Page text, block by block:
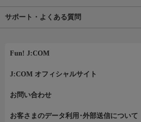
サポート・よくある質問
Fun! J:COM
J:COM オフィシャルサイト
お問い合わせ
お客さまのデータ利用･外部送信について